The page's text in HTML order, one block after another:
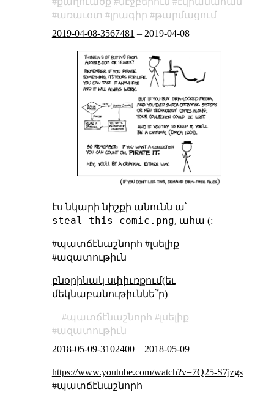
առաւօտ
լրագիր
թարմացում
2019-04-08-3567481 – 2019-04-08
էս նկարի նիշքի անունն ա՝
steal_this_comic.png, ահա (:
#պատճէնաշնորհ #լսելիք
#ազատութիւն
բնօրինակ սփիւռքում(եւ
մեկնաբանութիւննե՞ր)
պատճէնաշնորհ
լսելիք
ազատութիւն
2018-05-09-3102400– 2018-05-09
https://www.youtube.com/watch?v=7Q25-S7jzgs
#պատճէնաշնորհ